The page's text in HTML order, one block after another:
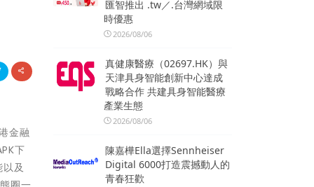
金融
下
及
匯智推出 .tw／.台灣網域限
時優惠
2026/08/06
真健康醫療（02697.HK）與
天津具身智能創新中心達成
戰略合作 共建具身智能醫療
產業生態
2026/08/06
陳嘉樺Ella選擇Sennheiser
Digital 6000打造震撼動人的
青春狂歡